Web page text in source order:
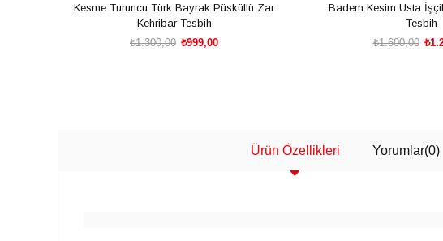
Kesme Turuncu Türk Bayrak Püsküllü Zar
Kehribar Tesbih
₺999,00
₺1.300,00
Badem Kesim Usta
Tesbih
₺1.600,00
Ürün Özellikleri Yorumlar(0)